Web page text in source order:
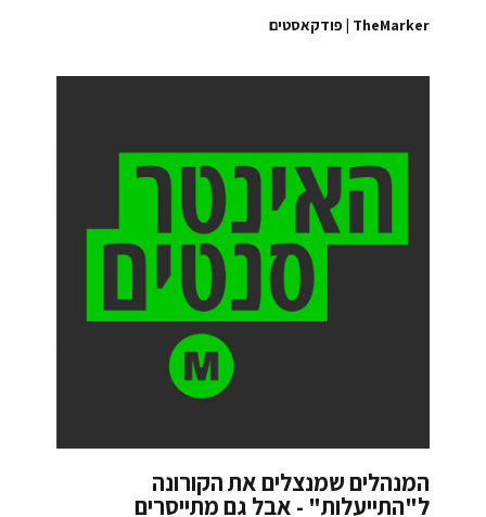
TheMarker | פודקאסטים
המנהלים שמנצלים את הקורונה
ל"התייעלות" - אבל גם מתייסרים